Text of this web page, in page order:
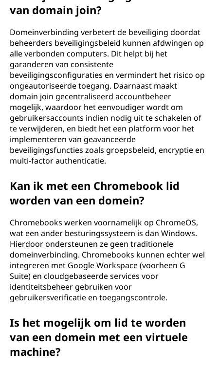
van domain join?
Domeinverbinding verbetert de beveiliging doordat
beheerders beveiligingsbeleid kunnen afdwingen op
alle verbonden computers. Dit helpt bij het
garanderen van consistente
beveiligingsconfiguraties en vermindert het risico op
ongeautoriseerde toegang. Daarnaast maakt
domain join gecentraliseerd accountbeheer
mogelijk, waardoor het eenvoudiger wordt om
gebruikersaccounts indien nodig uit te schakelen of
te verwijderen, en biedt het een platform voor het
implementeren van geavanceerde
beveiligingsfuncties zoals groepsbeleid, encryptie en
multi-factor authenticatie.
Kan ik met een Chromebook lid
worden van een domein?
Chromebooks werken voornamelijk op ChromeOS,
wat een ander besturingssysteem is dan Windows.
Hierdoor ondersteunen ze geen traditionele
domeinverbinding. Chromebooks kunnen echter wel
integreren met Google Workspace (voorheen G
Suite) en cloudgebaseerde services voor
identiteitsbeheer gebruiken voor
gebruikersverificatie en toegangscontrole.
Is het mogelijk om lid te worden
van een domein met een virtuele
machine?